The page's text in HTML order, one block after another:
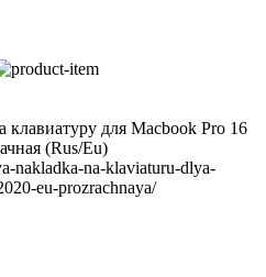
для Macbook Pro 16
(Rus/Eu)
nakladka-na-klaviaturu-dlya-
eu-prozrachnaya/